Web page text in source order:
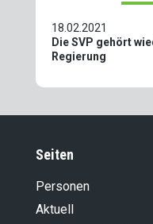
18.02.2021
Die SVP gehört
Regierung
Seiten
Personen
Aktuell